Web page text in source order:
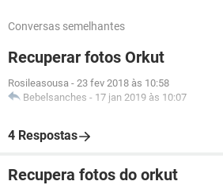
Conversas semelhantes
Recuperar fotos Orkut
Rosileasousa - 23 fev 2018 às 10:58
Bebelsanches - 17 jan 2019 às 10:07
4 Respostas
Recupera fotos do orkut